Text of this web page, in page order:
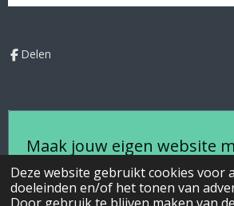
Deze website gebruikt cookies voor
doeleinden en/of het tonen van
Delen
Maak jouw eigen website